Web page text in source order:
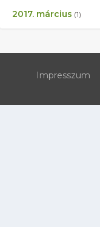
2017. március (1)
Impresszum